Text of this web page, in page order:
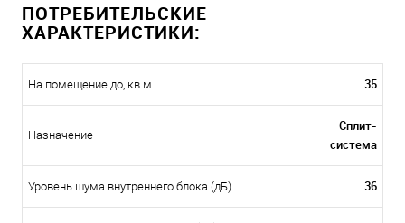
ПОТРЕБИТЕЛЬСКИЕ
ХАРАКТЕРИСТИКИ:
На помещение до, кв.м 35
Назначение
Сплит-
система
Уровень шума внутреннего блока (дБ) 36